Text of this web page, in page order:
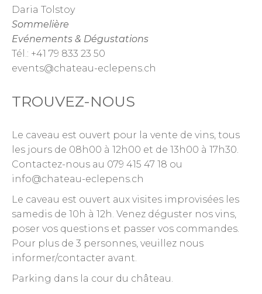
Daria Tolstoy
Sommelière
Evénements & Dégustations
Tél.: +41 79 833 23 50
events@chateau-eclepens.ch
TROUVEZ-NOUS
Le caveau est ouvert pour la vente de vins, tous
les jours de 08h00 à 12h00 et de 13h00 à 17h30.
Contactez-nous au 079 415 47 18 ou
info@chateau-eclepens.ch
Le caveau est ouvert aux visites improvisées les
samedis de 10h à 12h. Venez déguster nos vins,
poser vos questions et passer vos commandes.
Pour plus de 3 personnes, veuillez nous
informer/contacter avant.
Parking dans la cour du château.